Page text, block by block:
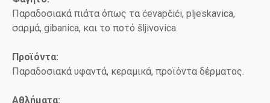
Παραδοσιακά πιάτα όπως τα ćevapčići, pljeskavica,
σαρμά, gibanica, και το ποτό šljivovica.
Προϊόντα:
Παραδοσιακά υφαντά, κεραμικά, προϊόντα δέρματος.
Αθλήματα: